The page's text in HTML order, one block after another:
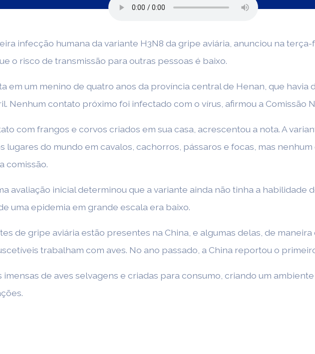
infecção humana da variante H3N8 da gripe aviária, anunciou na
o risco de transmissão para outras pessoas é baixo.
em um menino de quatro anos da província central de Henan, que havia
Nenhum contato próximo foi infectado com o vírus, afirmou a Comissão
com frangos e corvos criados em sua casa, acrescentou a nota. A
lugares do mundo em cavalos, cachorros, pássaros e focas, mas nenhum
comissão.
avaliação inicial determinou que a variante ainda não tinha a habilidade
uma epidemia em grande escala era baixo.
de gripe aviária estão presentes na China, e algumas delas, de
trabalham com aves. No ano passado, a China reportou o
de aves selvagens e criadas para consumo, criando um